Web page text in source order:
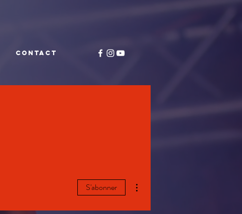
CONTACT
S'abonner